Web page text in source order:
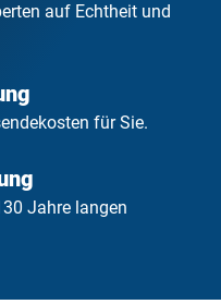
auf Echtheit und
für Sie.
Jahre langen